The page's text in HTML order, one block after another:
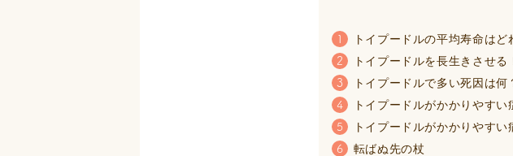
1 トイプードルの平均寿命はど
2 トイプードルを長生きさせる
3 トイプードルで多い死因は何
4 トイプードルがかかりやすい
5 トイプードルがかかりやすい
6 転ばぬ先の杖